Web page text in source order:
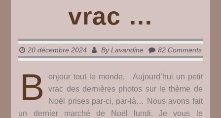
vrac …
20 décembre 2024 ByLavandine 82 Comments
B
onjour tout le monde, Aujourd’hui un petit
vrac des dernières photos sur le thème de
Noël prises par-ci, par-là… Nous avons fait
un dernier marché de Noël lundi. Je vous le